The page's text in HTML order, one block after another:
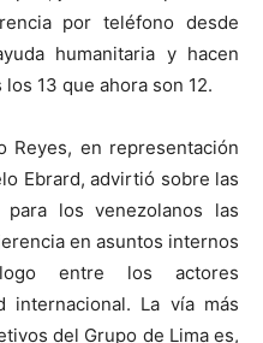
por teléfono desde
humanitaria y hacen
13 que ahora son 12.
Reyes, en representación
Ebrard, advirtió sobre las
los venezolanos las
en asuntos internos
entre los actores
internacional. La vía más
del Grupo de Lima es,